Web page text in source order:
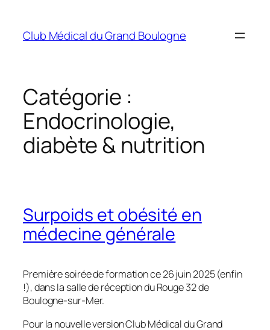
contenu
Club Médical du Grand Boulogne
Catégorie :
Endocrinologie,
diabète & nutrition
Surpoids et obésité en
médecine générale
Première soirée de formation ce 26 juin 2025 (enfin
!), dans la salle de réception du Rouge 32 de
Boulogne-sur-Mer.
Pour la nouvelle version Club Médical du Grand